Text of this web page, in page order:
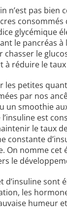
n’est pas
consommés
glycémique
le pancréas
chasser le
à réduire le
les petites
par nos
un smoothie
est
le taux
constante
On nomme
le
d’insuline sont
les
humeur